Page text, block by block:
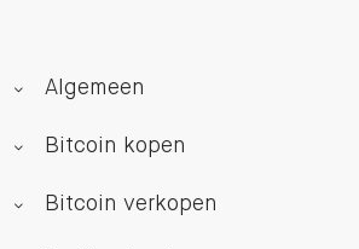
Algemeen
Bitcoin kopen
Bitcoin verkopen